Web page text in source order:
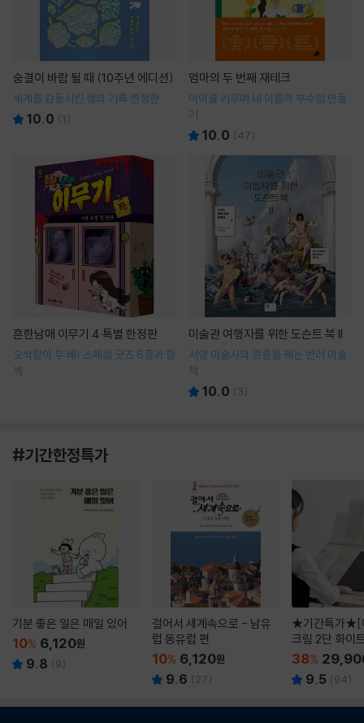
숨결이 바람 될 때 (10주년 에디션)
세계를 감동시킨 생의 기록 한정판
10.0 (1 )
엄마의 두 번째 재테크
아이를 키우며 내 이름의 부수입 만들
기
10.0 (47)
흔한남매 이무기 4 특별 한정판
오싹함이 두 배! 스페셜 굿즈 6종과 함
께
미술관 여행자를 위한 도슨트 북 II
서양 미술사의 흐름을 꿰는 반려 미술
책
10.0 ( 3)
#기간한정특가
기분 좋은 일은 매일 있어
10% 6,120원
9.8 (9)
걸어서 세계속으로 - 남유
럽 동유럽 편
10% 6,120원
9.6 ( 27)
★기간특가★[
크림 2단 화이
38%
9.5 (94)